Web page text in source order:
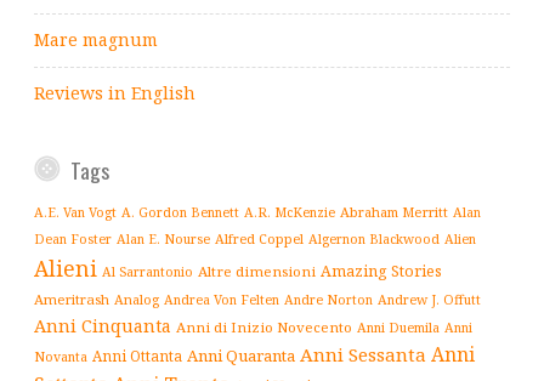
Mare magnum
Reviews in English
Tags
A.E. Van Vogt A. Gordon Bennett A.R. McKenzie Abraham Merritt Alan
Dean Foster Alan E. Nourse Alfred Coppel Algernon Blackwood Alien
Alieni Al Sarrantonio Altre dimensioni Amazing Stories
Ameritrash Analog Andrea Von Felten Andre Norton Andrew J. Offutt
Anni Cinquanta Anni di Inizio Novecento Anni Duemila Anni
Novanta Anni Ottanta Anni Quaranta Anni Sessanta Anni